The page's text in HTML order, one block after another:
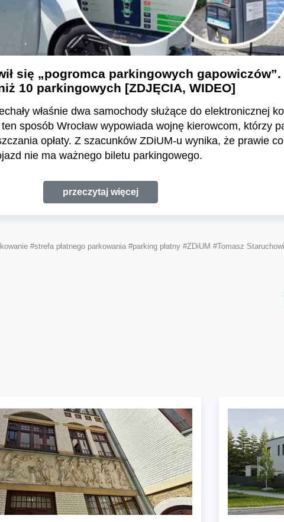
się „pogromca parkingowych
10 parkingowych [ZDJĘCIA, WIDEO]
właśnie dwa samochody służące do elektronicznej
sposób Wrocław wypowiada wojnę kierowcom, którzy
opłaty. Z szacunków ZDiUM-u wynika, że prawie
nie ma ważnego biletu parkingowego.
przeczytaj więcej
#strefa płatnego parkowania #parking płatny #ZDiUM #Tomasz